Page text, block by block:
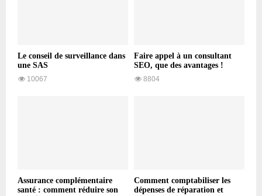
Le conseil de surveillance dans
une SAS
10067
Faire appel à un consultant
SEO, que des avantages !
8804
Assurance complémentaire
santé : comment réduire son
Comment comptabiliser les
dépenses de réparation et